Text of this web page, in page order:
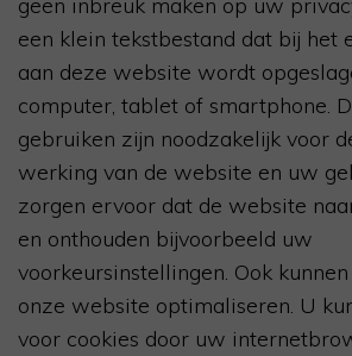
een klein tekstbestand dat bij het
aan deze website wordt
computer, tablet of smartphone.
gebruiken zijn noodzakelijk voor
werking van de website en uw
zorgen ervoor dat de website
en onthouden bijvoorbeeld uw
voorkeursinstellingen. Ook
onze website optimaliseren. U
voor cookies door uw